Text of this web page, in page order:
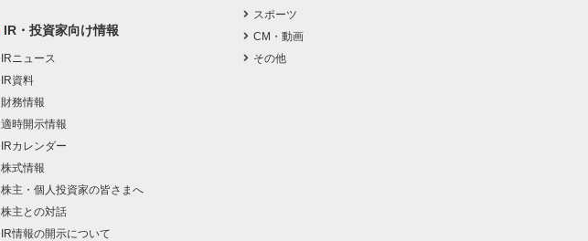
IR・投資家向け情報
IRニュース
IR資料
財務情報
適時開示情報
IRカレンダー
株式情報
株主・個人投資家の皆さまへ
株主との対話
IR情報の開示について
スポーツ
CM・動画
その他